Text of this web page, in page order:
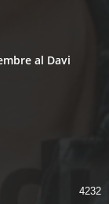
al Davi
4232